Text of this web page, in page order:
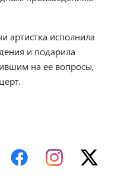
артистка исполнила
и подарила
на ее вопросы,